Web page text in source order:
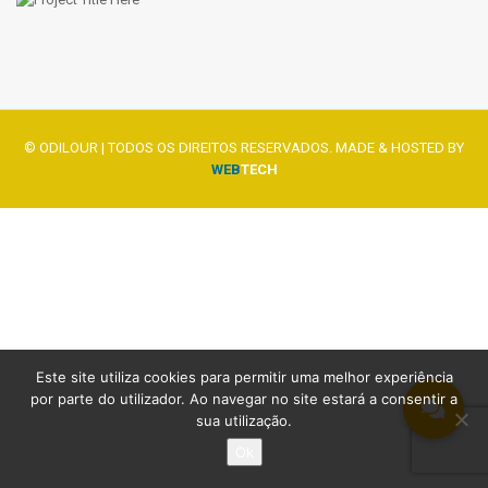
© ODILOUR | TODOS OS DIREITOS RESERVADOS. MADE & HOSTED BY
WEBTECH
Este site utiliza cookies para permitir uma melhor experiência
por parte do utilizador. Ao navegar no site estará a consentir a
sua utilização.